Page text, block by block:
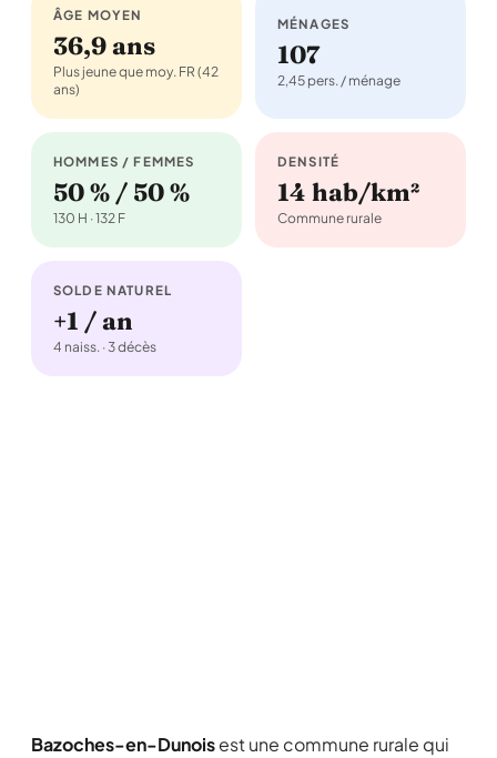
ÂGE MOYEN
36,9 ans
Plus jeune que moy. FR (42
ans)
MÉNAGES
107
2,45 pers. / ménage
HOMMES / FEMMES
50 % / 50 %
130 H · 132 F
DENSITÉ
14 hab/km²
Commune rurale
SOLDE NATUREL
+1 / an
4 naiss. · 3 décès
Bazoches-en-Dunoisest une commune rurale qui